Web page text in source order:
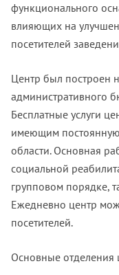
функционального
влияющих на
посетителей
Центр был построен
административного
Бесплатные услуги
имеющим постоянную
области. Основная
социальной
групповом порядке,
Ежедневно центр
посетителей.
Основные отделения